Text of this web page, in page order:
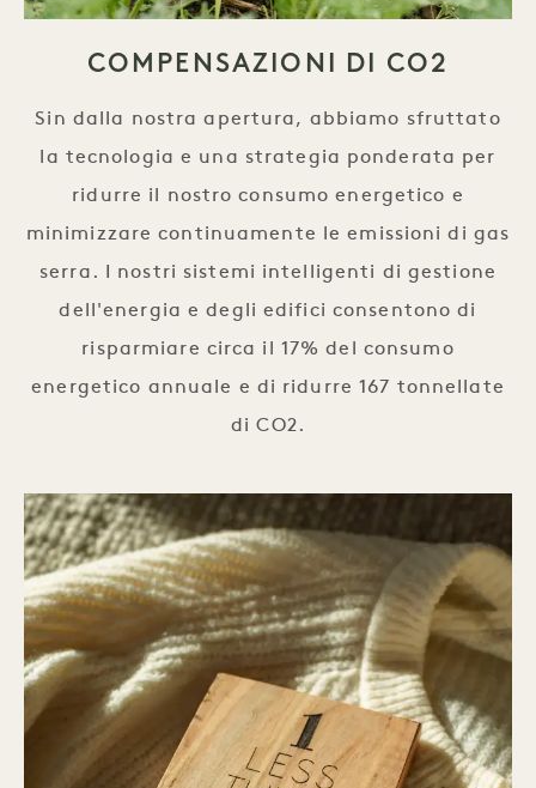
COMPENSAZIONI DI CO2
Sin dalla nostra apertura, abbiamo sfruttato
la tecnologia e una strategia ponderata per
ridurre il nostro consumo energetico e
minimizzare continuamente le emissioni di gas
serra. I nostri sistemi intelligenti di gestione
dell'energia e degli edifici consentono di
risparmiare circa il 17% del consumo
energetico annuale e di ridurre 167 tonnellate
di CO2.